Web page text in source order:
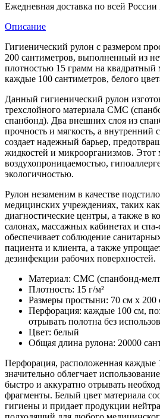
Ежедневная доставка по всей России
Описание
Гигиенический рулон с размером
200 сантиметров, выполненный из
плотностью 15 грамм на квадратный
каждые 100 сантиметров, белого
Данный гигиенический рулон
трехслойного материала СМС
спанбонд). Два внешних слоя из
прочность и мягкость, а внутренний
создает надежный барьер,
жидкостей и микроорганизмов. Этот
воздухопроницаемостью,
экологичностью.
Рулон незаменим в качестве
медицинских учреждениях, таких
диагностические центры, а также в
салонах, массажных кабинетах и
обеспечивает соблюдение
пациента и клиента, а также
дезинфекции рабочих поверхностей.
Материал: СМС (спанбонд-
Плотность: 15 г/м²
Размеры простыни: 70 см х 200
Перфорация: каждые 100 см,
отрывать полотна без
Цвет: белый
Общая длина рулона: 20000
Перфорация, расположенная каждые
значительно облегчает
быстро и аккуратно отрывать
фрагменты. Белый цвет материала
гигиены и придает продукции